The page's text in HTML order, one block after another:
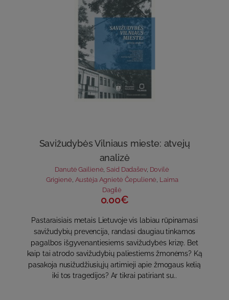
Savižudybės Vilniaus mieste: atvejų
analizė
Danutė Gailienė,Said Dadašev, Dovilė
Grigienė, Austėja Agnietė Čepulienė, Laima
Dagilė
0.00€
Pastaraisiais metais Lietuvoje vis labiau rūpinamasi
savižudybių prevencija, randasi daugiau tinkamos
pagalbos išgyvenantiesiems savižudybės krizę. Bet
kaip tai atrodo savižudybių paliestiems žmonėms? Ką
pasakoja nusižudžiusiųjų artimieji apie žmogaus kelią
iki tos tragedijos? Ar tikrai patiriant su..